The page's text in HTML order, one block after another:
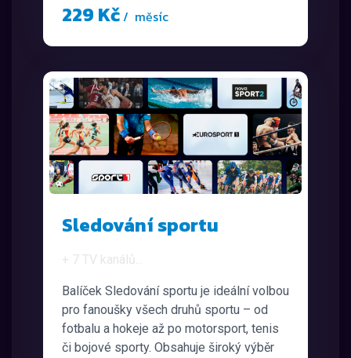
a
229 Kč/ měsíc
Sledování sportu
+ 7 TV kanálů
Balíček Sledování sportu je ideální volbou
pro fanoušky všech druhů sportu – od
fotbalu a hokeje až po motorsport, tenis
či bojové sporty. Obsahuje široký výběr